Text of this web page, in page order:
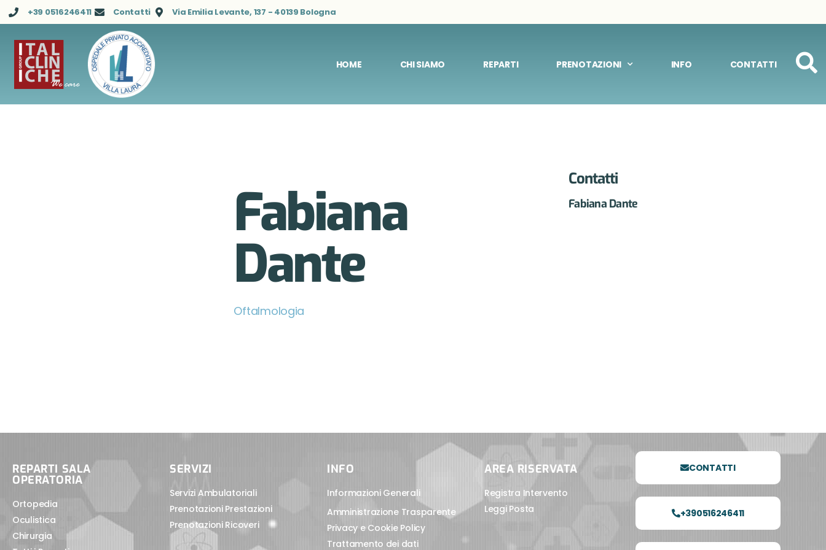
+39 0516246411 Contatti Via Emilia Levante, 137 - 40139 Bologna
HOME CHI SIAMO REPARTI PRENOTAZIONI INFO CONTATTI
Fabiana
Dante
Oftalmologia
Contatti
Fabiana Dante
REPARTI SALA
OPERATORIA
Ortopedia
Oculistica
Chirurgia
SERVIZI
Servizi Ambulatoriali
Prenotazioni Prestazioni
Prenotazioni Ricoveri
INFO
Informazioni Generali
Amministrazione Trasparente
Privacy e Cookie Policy
Trattamento dei dati
AREA RISERVATA
Registra Intervento
Leggi Posta
CONTATTI
+390516246411